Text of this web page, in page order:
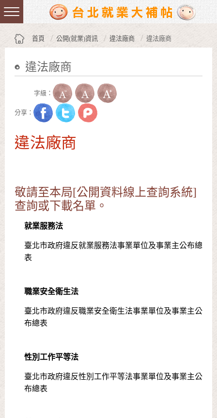
跳到主要內容區塊
:::
首頁 公開(就業)資訊 違法廠商 違法廠商
違法廠商
字級：
分享：
違法廠商
敬請至本局[公開資料線上查詢系統]
查詢或下載名單。
就業服務法
臺北市政府違反就業服務法事業單位及事業主公布總
表
職業安全衛生法
臺北市政府違反職業安全衛生法事業單位及事業主公
布總表
性別工作平等法
臺北市政府違反性別工作平等法事業單位及事業主公
布總表